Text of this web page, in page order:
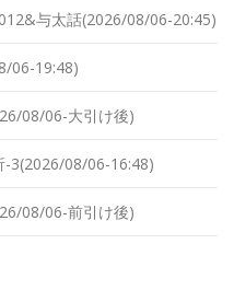
与太話(2026/08/06-20:45)
06-19:48)
08/06-大引け後)
-3(2026/08/06-16:48)
08/06-前引け後)